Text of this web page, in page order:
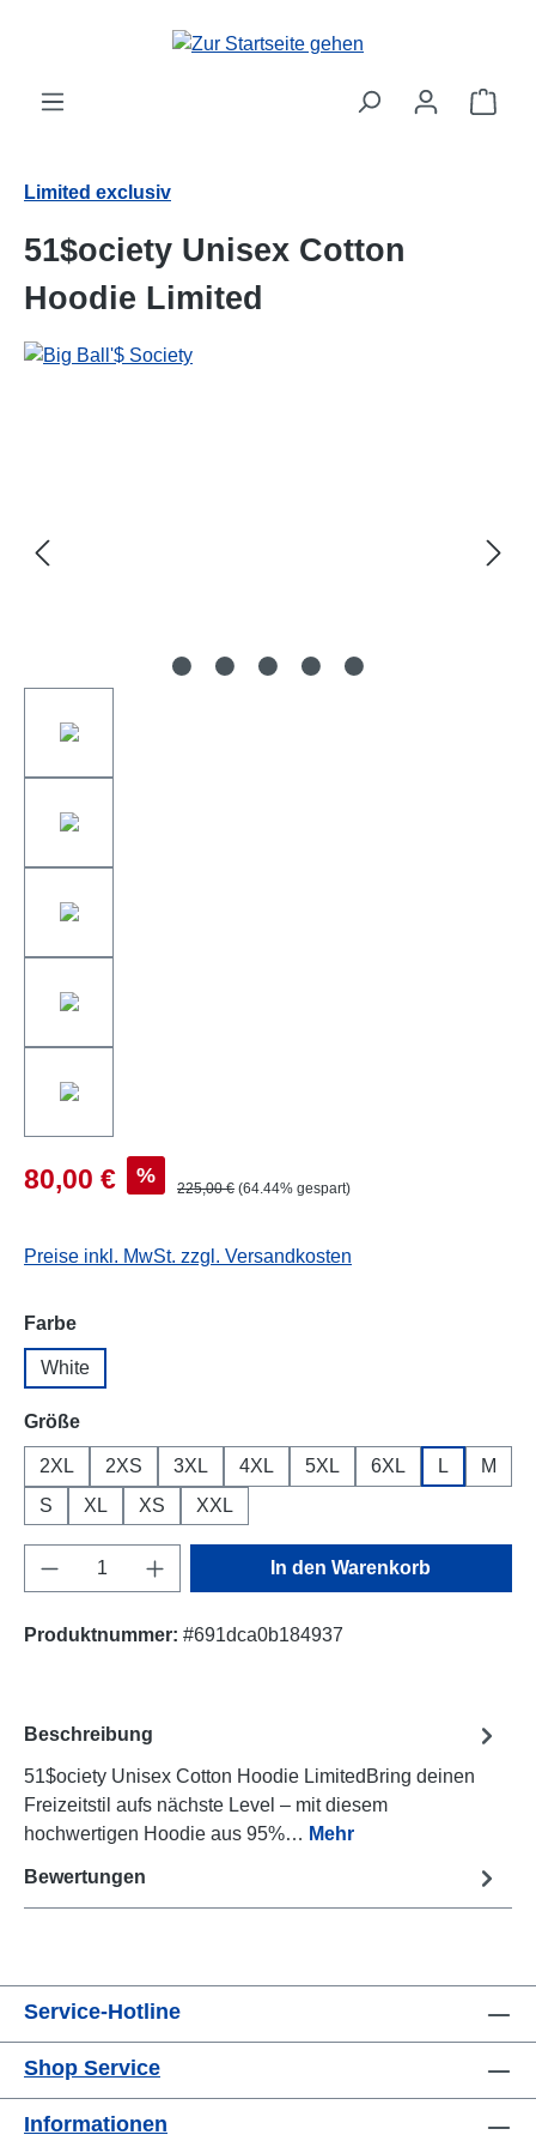
Limited exclusiv
51$ociety Unisex Cotton
Hoodie Limited
80,00 € %
225,00 € (64.44% gespart)
Preise inkl. MwSt. zzgl. Versandkosten
Farbeauswählen
White
Größeauswählen
2XL 2XS 3XL 4XL 5XL 6XL L
M
S
XL XS XXL
Produkt Anzahl: Gib den gewünschten
In den Warenkorb
Produktnummer: #691dca0b184937
Beschreibung
51$ociety Unisex Cotton Hoodie LimitedBring deinen
Freizeitstil aufs nächste Level – mit diesem
hochwertigen Hoodie aus 95%… Mehr
Bewertungen
Service-Hotline
Shop Service
Informationen